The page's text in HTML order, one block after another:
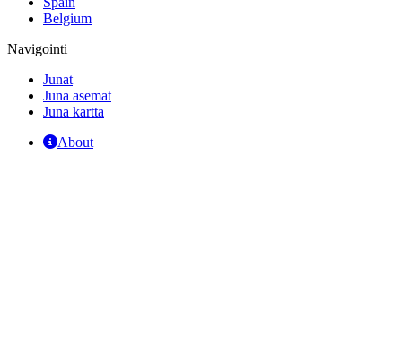
Belgium
Navigointi
Junat
Juna asemat
Juna kartta
About